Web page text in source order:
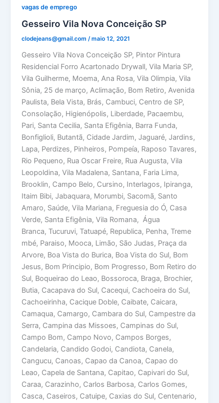
vagas de emprego
Gesseiro Vila Nova Conceição SP
clodejeans@gmail.com/maio 12, 2021
Gesseiro Vila Nova Conceição SP, Pintor Pintura
Residencial Forro Acartonado Drywall, Vila Maria SP,
Vila Guilherme, Moema, Ana Rosa, Vila Olimpia, Vila
Sônia, 25 de março, Aclimação, Bom Retiro, Avenida
Paulista, Bela Vista, Brás, Cambuci, Centro de SP,
Consolação, Higienópolis, Liberdade, Pacaembu,
Pari, Santa Cecilia, Santa Efigênia, Barra Funda,
Bonfiglioli, Butantã, Cidade Jardim, Jaguaré, Jardins,
Lapa, Perdizes, Pinheiros, Pompeía, Raposo Tavares,
Rio Pequeno, Rua Oscar Freire, Rua Augusta, Vila
Leopoldina, Vila Madalena, Santana, Faria Lima,
Brooklin, Campo Belo, Cursino, Interlagos, Ipiranga,
Itaim Bibi, Jabaquara, Morumbi, Sacomã, Santo
Amaro, Saúde, Vila Mariana, Freguesia do Ó, Casa
Verde, Santa Efigênia, Vila Romana, Água
Branca, Tucuruvi, Tatuapé, Republica, Penha, Treme
mbé, Paraiso, Mooca, Limão, São Judas, Praça da
Arvore, Boa Vista do Burica, Boa Vista do Sul, Bom
Jesus, Bom Principio, Bom Progresso, Bom Retiro do
Sul, Boqueirao do Leao, Bossoroca, Braga, Brochier,
Butia, Cacapava do Sul, Cacequi, Cachoeira do Sul,
Cachoeirinha, Cacique Doble, Caibate, Caicara,
Camaqua, Camargo, Cambara do Sul, Campestre da
Serra, Campina das Missoes, Campinas do Sul,
Campo Bom, Campo Novo, Campos Borges,
Candelaria, Candido Godoi, Candiota, Canela,
Cangucu, Canoas, Capao da Canoa, Capao do
Leao, Capela de Santana, Capitao, Capivari do Sul,
Caraa, Carazinho, Carlos Barbosa, Carlos Gomes,
Casca, Caseiros, Catuipe, Caxias do Sul, Centenario,